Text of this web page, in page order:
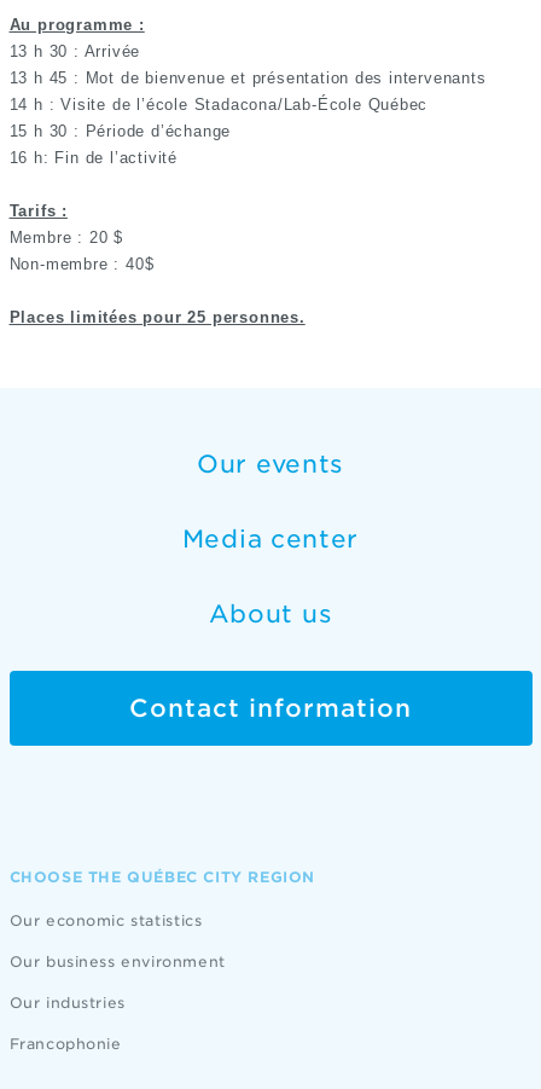
Au programme :
13 h 30 : Arrivée
13 h 45 : Mot de bienvenue et présentation des intervenants
14 h : Visite de l’école Stadacona/Lab-École Québec
15 h 30 : Période d’échange
16 h: Fin de l’activité
Tarifs :
Membre : 20 $
Non-membre : 40$
Places limitées pour 25 personnes.
Our events
Media center
About us
Contact information
CHOOSE THE QUÉBEC CITY REGION
Our economic statistics
Our business environment
Our industries
Francophonie